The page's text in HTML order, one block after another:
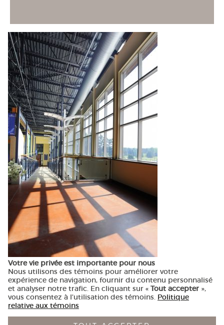
LAC-SAINT-JEAN
915, boul. Saint-Joseph bureau 202
(Québec )Canada G8H 2M1
T 418-944-1390
© ARDOISES architecture — Conception
Votre vie privée est importante pour nous
Nous utilisons des témoins pour améliorer votre
expérience de navigation, fournir du contenu personnalisé
et analyser notre trafic. En cliquant sur « Tout accepter »,
vous consentez à l’utilisation des témoins. Politique
relative aux témoins